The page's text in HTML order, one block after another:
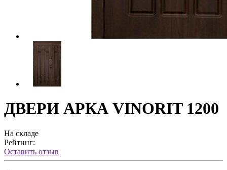
ДВЕРИ АРКА VINORIT 1200
На складе
Рейтинг:
Оставить отзыв